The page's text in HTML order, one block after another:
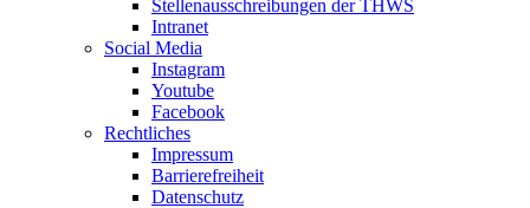
Stellenausschreibungen der THWS
Intranet
Social Media
Instagram
Youtube
Facebook
Rechtliches
Impressum
Barrierefreiheit
Datenschutz